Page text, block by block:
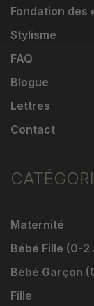
Fondation des
Stylisme
FAQ
Blogue
Lettres
Contact
Maternité
Bébé Fille (0-2
Bébé Garçon
Fille